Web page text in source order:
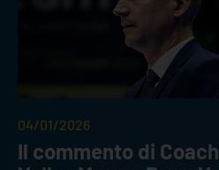
04/01/2026
Il commento di